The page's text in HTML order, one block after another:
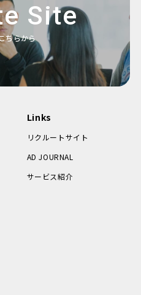
Site
ちらから
Links
リクルートサイト
AD JOURNAL
サービス紹介